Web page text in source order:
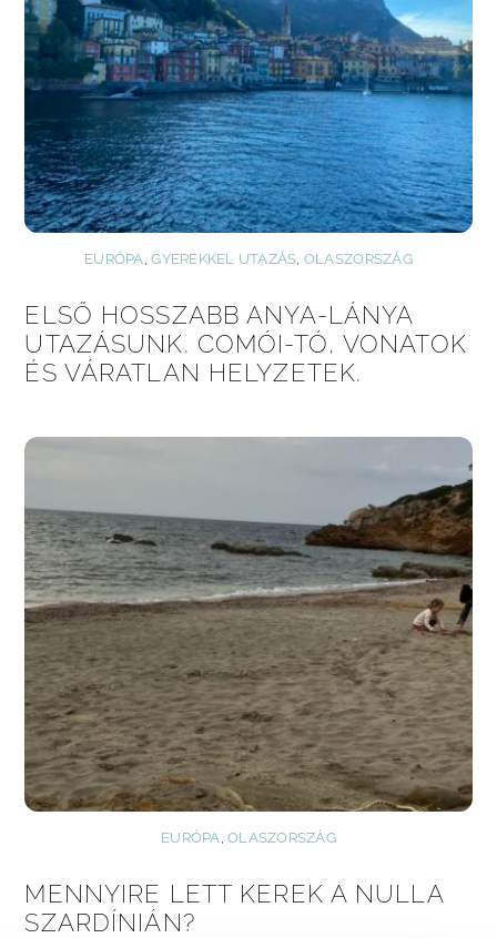
EURÓPA ,GYEREKKEL UTAZÁS OLASZORSZÁG
ELSŐ HOSSZABB ANYA-LÁNYA
UTAZÁSUNK. COMÓI-TÓ, VONATOK
ÉS VÁRATLAN HELYZETEK.
EURÓPA ,OLASZORSZÁG
MENNYIRE LETT KEREK A NULLA
SZARDÍNIÁN?